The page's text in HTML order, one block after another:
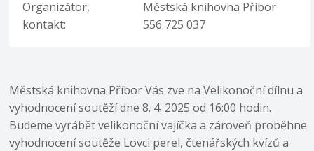
Organizátor,
kontakt:
Městská knihovna Příbor
556 725 037
Městská knihovna Příbor Vás zve na Velikonoční dílnu a
vyhodnocení soutěží dne 8. 4. 2025 od 16:00 hodin.
Budeme vyrábět velikonoční vajíčka a zároveň proběhne
vyhodnocení soutěže Lovci perel, čtenářských kvízů a